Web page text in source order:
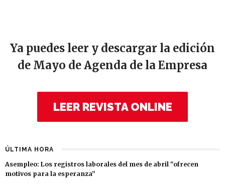
Ya puedes leer y descargar la edición
de Mayo de Agenda de la Empresa
LEER REVISTA ONLINE
ÚLTIMA HORA
Asempleo: Los registros laborales del mes de abril “ofrecen
motivos para la esperanza”